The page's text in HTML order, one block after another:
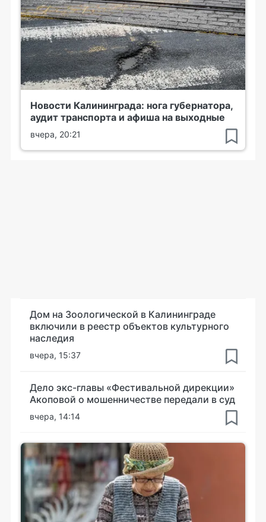
Новости Калининграда: нога губернатора,
аудит транспорта и афиша на выходные
вчера, 20:21
Дом на Зоологической в Калининграде
включили в реестр объектов культурного
наследия
вчера, 15:37
Дело экс-главы «Фестивальной дирекции»
Акоповой о мошенничестве передали в суд
вчера, 14:14